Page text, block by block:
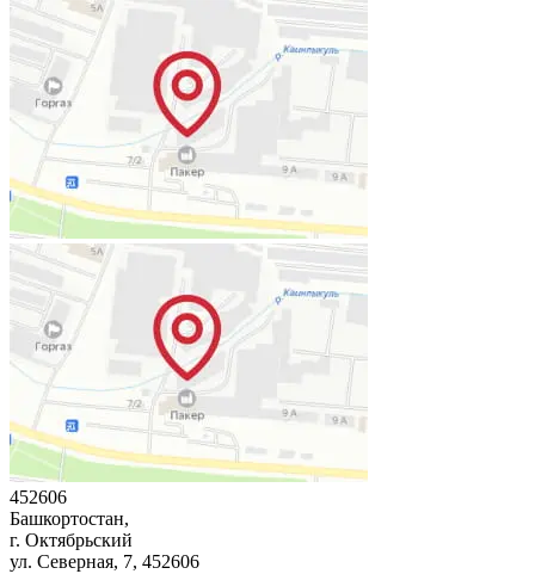
452606
Башкортостан,
г. Октябрьский
ул. Северная, 7, 452606